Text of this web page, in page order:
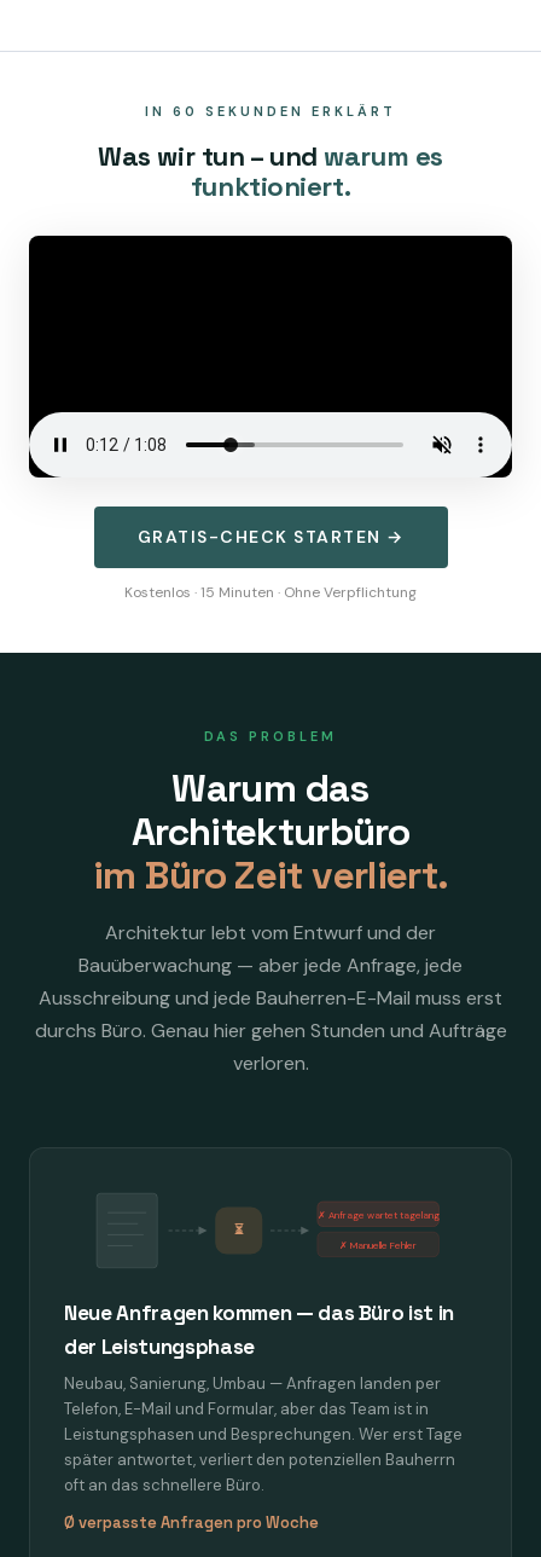
IN 60 SEKUNDEN ERKLÄRT
Was wir tun – und warum es
funktioniert.
GRATIS-CHECK STARTEN →
Kostenlos · 15 Minuten · Ohne Verpflichtung
DAS PROBLEM
Warum das
Architekturbüro
im Büro Zeit verliert.
Architektur lebt vom Entwurf und der
Bauüberwachung — aber jede Anfrage, jede
Ausschreibung und jede Bauherren-E-Mail muss erst
durchs Büro. Genau hier gehen Stunden und Aufträge
verloren.
⏳
✗ Anfrage wartet tagelang
✗ Manuelle Fehler
Neue Anfragen kommen — das Büro ist in
der Leistungsphase
Neubau, Sanierung, Umbau — Anfragen landen per
Telefon, E-Mail und Formular, aber das Team ist in
Leistungsphasen und Besprechungen. Wer erst Tage
später antwortet, verliert den potenziellen Bauherrn
oft an das schnellere Büro.
Ø verpasste Anfragen pro Woche